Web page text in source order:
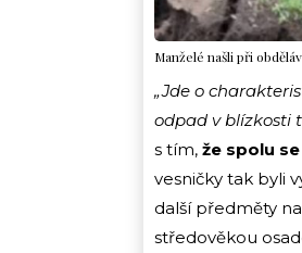
Manželé našli při
„Jde o
odpad v blízkosti
s tím, že spolu
vesničky tak byli
další předměty
středověkou